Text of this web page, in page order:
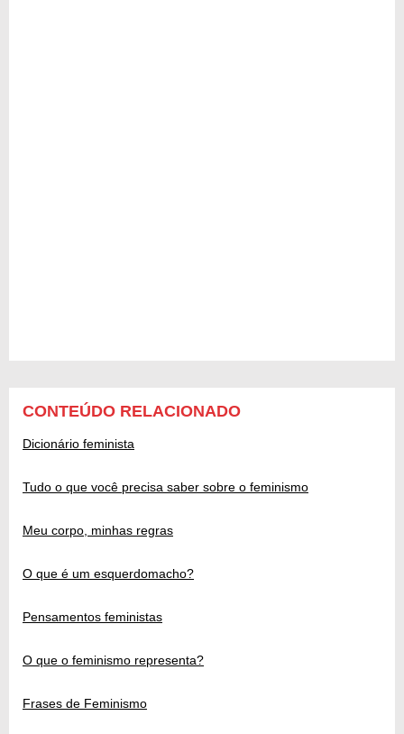
CONTEÚDO RELACIONADO
Dicionário feminista
Tudo o que você precisa saber sobre o feminismo
Meu corpo, minhas regras
O que é um esquerdomacho?
Pensamentos feministas
O que o feminismo representa?
Frases de Feminismo